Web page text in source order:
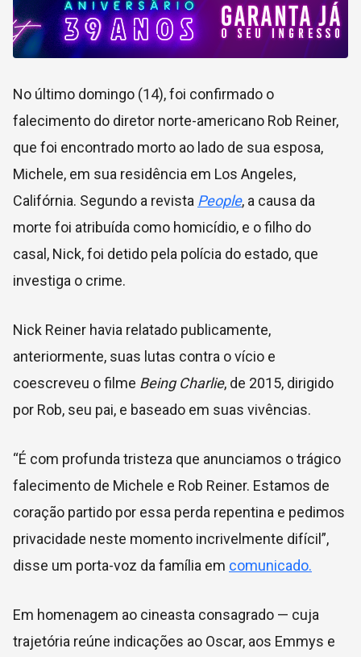
No último domingo (14), foi confirmado o
falecimento do diretor norte-americano Rob Reiner,
que foi encontrado morto ao lado de sua esposa,
Michele, em sua residência em Los Angeles,
Califórnia. Segundo a revista People, a causa da
morte foi atribuída como homicídio, e o filho do
casal, Nick, foi detido pela polícia do estado, que
investiga o crime.
Nick Reiner havia relatado publicamente,
anteriormente, suas lutas contra o vício e
coescreveu o filme Being Charlie, de 2015, dirigido
por Rob, seu pai, e baseado em suas vivências.
“É com profunda tristeza que anunciamos o trágico
falecimento de Michele e Rob Reiner. Estamos de
coração partido por essa perda repentina e pedimos
privacidade neste momento incrivelmente difícil”,
disse um porta-voz da família em comunicado.
Em homenagem ao cineasta consagrado — cuja
trajetória reúne indicações ao Oscar, aos Emmys e